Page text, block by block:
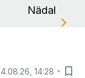
Nädal
14:28